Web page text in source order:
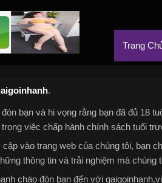
Trang
.
bạn và hi vọng rằng bạn đã đủ 18
việc chấp hành chính sách tuổi
vào trang web của chúng tôi, bạn
thông tin và trải nghiệm mà
chào đón bạn đến với